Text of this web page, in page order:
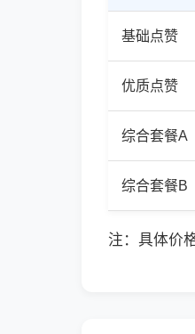
基础点赞
优质点赞
综合套餐A
综合套餐B
注：具体价